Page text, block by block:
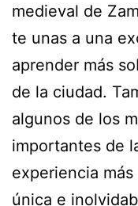
medieval de
te unas a una
aprender más
de la ciudad.
algunos de los
importantes de
experiencia
única e